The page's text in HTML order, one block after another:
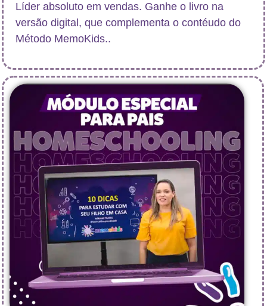
Líder absoluto em vendas. Ganhe o livro na
versão digital, que complementa o contéudo do
Método MemoKids..